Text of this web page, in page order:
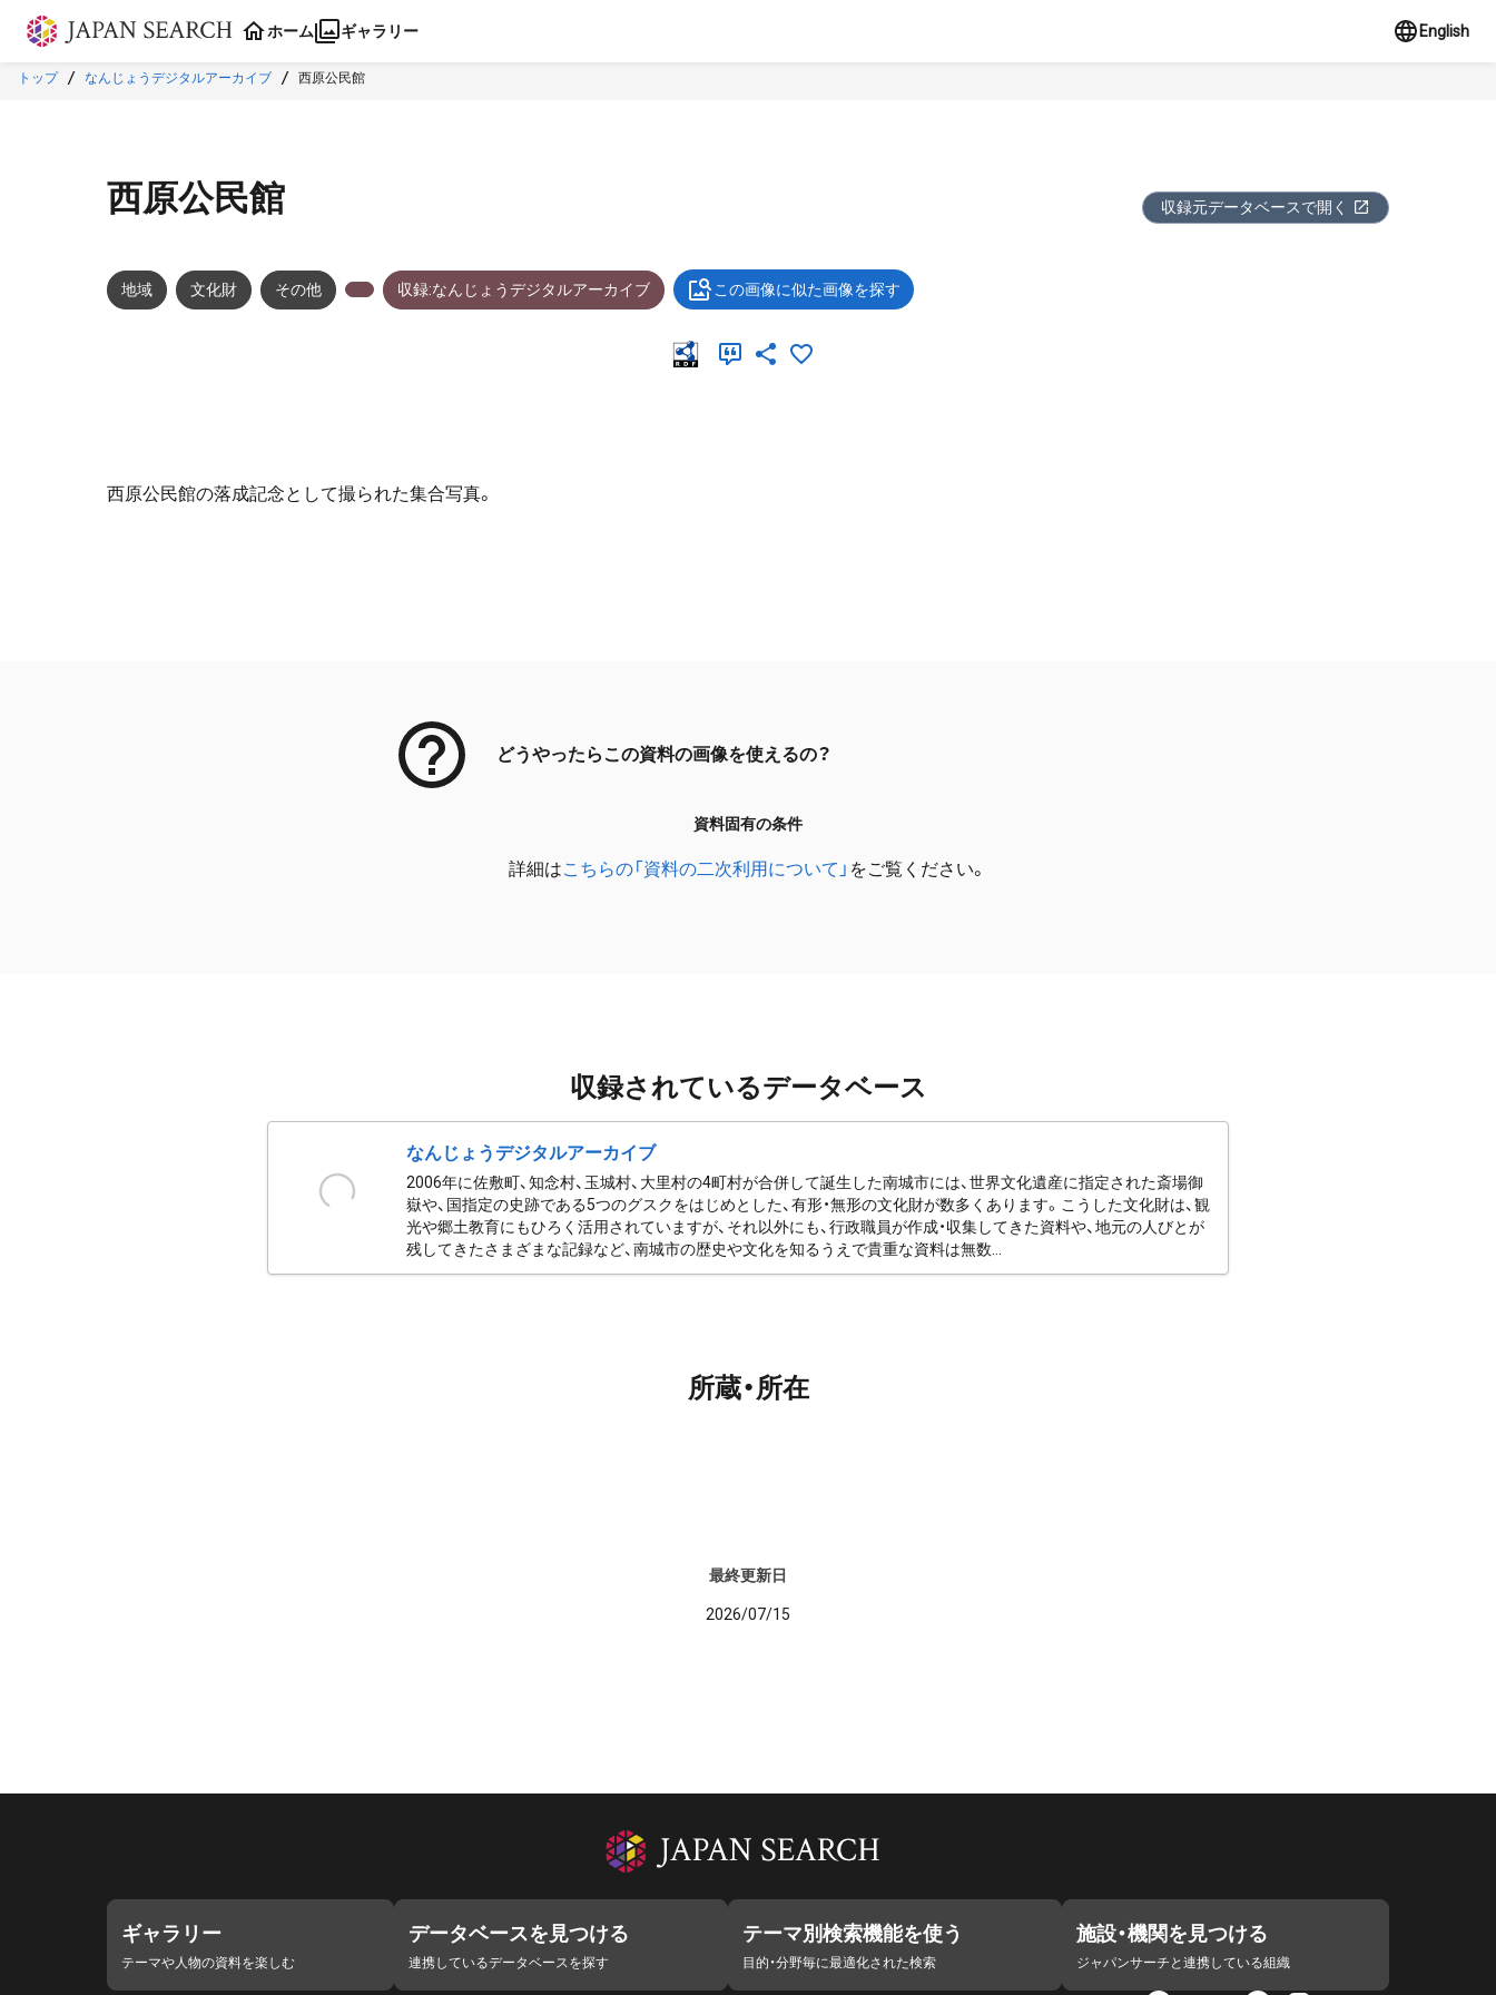
本文に飛ぶ
ホーム ギャラリー English
トップ なんじょうデジタルアーカイブ 西原公民館
西原公民館 収録元データベースで開く
地域 文化財 その他 収録:なんじょうデジタルアーカイブ この画像に似た画像を探す
西原公民館の落成記念として撮られた集合写真。
どうやったらこの資料の画像を使えるの？
資料固有の条件
詳細はこちらの「資料の二次利用について」 をご覧ください。
収録されているデータベース
なんじょうデジタルアーカイブ
2006年に佐敷町、知念村、玉城村、大里村の4町村が合併して誕生した南城市には、世界文化遺産に指定された斎場御
嶽や、国指定の史跡である5つのグスクをはじめとした、有形・無形の文化財が数多くあります。こうした文化財は、観
光や郷土教育にもひろく活用されていますが、それ以外にも、行政職員が作成・収集してきた資料や、地元の人びとが
残してきたさまざまな記録など、南城市の歴史や文化を知るうえで貴重な資料は無数...
所蔵・所在
最終更新日
2026/07/15
ギャラリー
テーマや人物の資料を楽しむ
データベースを見つける
連携しているデータベースを探す
テーマ別検索機能を使う
目的・分野毎に最適化された検索
施設・機関を見つける
ジャパンサーチと連携している組織